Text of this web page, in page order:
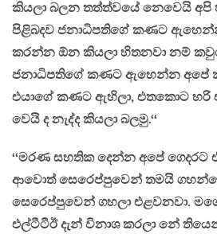
කියලා බලන තත්ත්වයේ නෙවෙයි අපි
පිළිබදව ජනාධිපතිගේ කණට
කරන්න ඕන කියලා හිතනවා නම්
ජනාධිපතිගේ කණට ඇහෙන්න අපේ
එයාගේ කණට ඇහිලා, එතකොට හරි
වෙයි ද නැද්ද කියලා බලමු.‘‘
‘‘මරණ සහතික දෙන්න අපේ ගෙදරට
ආවොත් සෙරෙප්පුවෙන් තමයි
සෙරෙප්පුවෙන් ගහලා එළවනවා.
එල්ටීටීඊ දැන් විනාශ කරලා නේ